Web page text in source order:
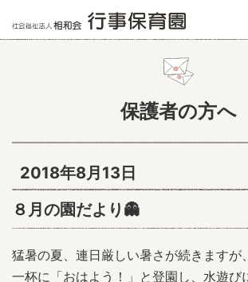
保護者の方へ
2018年8月13日
８月の園だより👻
猛暑の夏、連日厳しい暑さが続きますが
一杯に「おはよう！」と登園し、水遊び